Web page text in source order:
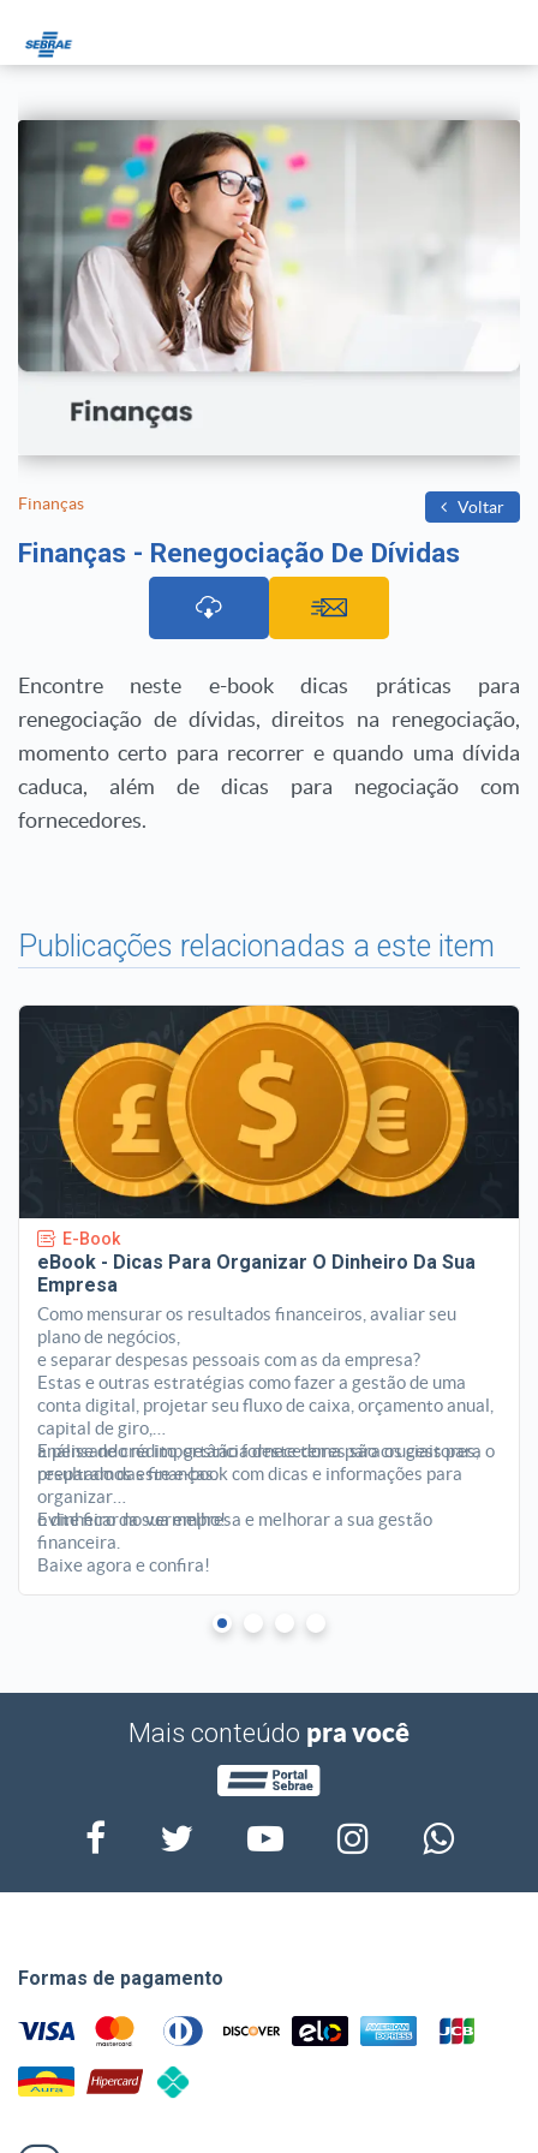
Finanças Voltar
Finanças - Renegociação De Dívidas
Encontre neste e-book dicas práticas para
renegociação de dívidas, direitos na renegociação,
momento certo para recorrer e quando uma dívida
caduca, além de dicas para negociação com
fornecedores.
Publicações relacionadas a este item
E-Book
eBook - Dicas Para Organizar O Dinheiro Da Sua
Empresa
Como mensurar os resultados financeiros, avaliar seu
plano de negócios,
e separar despesas pessoais com as da empresa?
Estas e outras estratégias como fazer a gestão de uma
conta digital, projetar seu fluxo de caixa, orçamento anual,
capital de giro,
análise de crédito, gestão fornecedores são cruciais para o
resultado das finanças.
E pensando na importância deste tema para os gestores,
preparamos este e-book com dicas e informações para
organizar
o dinheiro da sua empresa e melhorar a sua gestão
financeira.
Evite ficar no vermelho!
Baixe agora e confira!
Mais conteúdo pra você
Formas de pagamento